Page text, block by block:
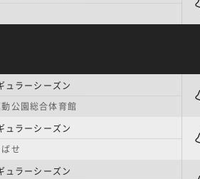
ラーシーズン
動公園総合体育館
ラーシーズン
せ
ラーシーズン